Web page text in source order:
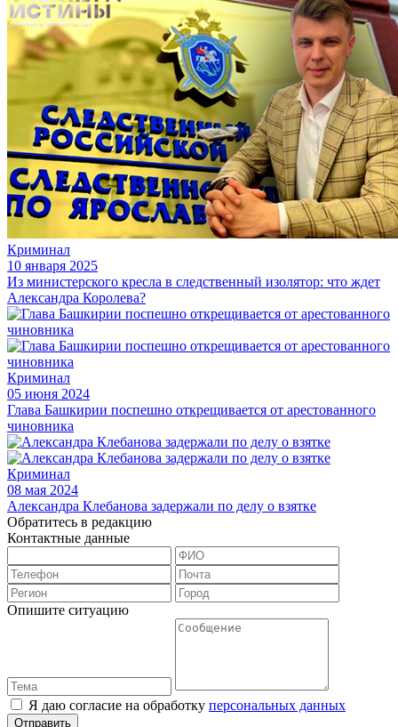
Криминал
10 января 2025
Из министерского кресла в следственный изолятор: что ждет
Александра Королева?
Криминал
05 июня 2024
Глава Башкирии поспешно открещивается от арестованного
чиновника
Криминал
08 мая 2024
Александра Клебанова задержали по делу о взятке
Обратитесь в редакцию
Контактные данные
Опишите ситуацию
Я даю согласие на обработку персональных данных